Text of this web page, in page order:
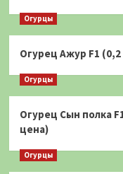
Огурцы
Огурец Ажур F1
Огурцы
Огурец Сын полка
цена)
Огурцы